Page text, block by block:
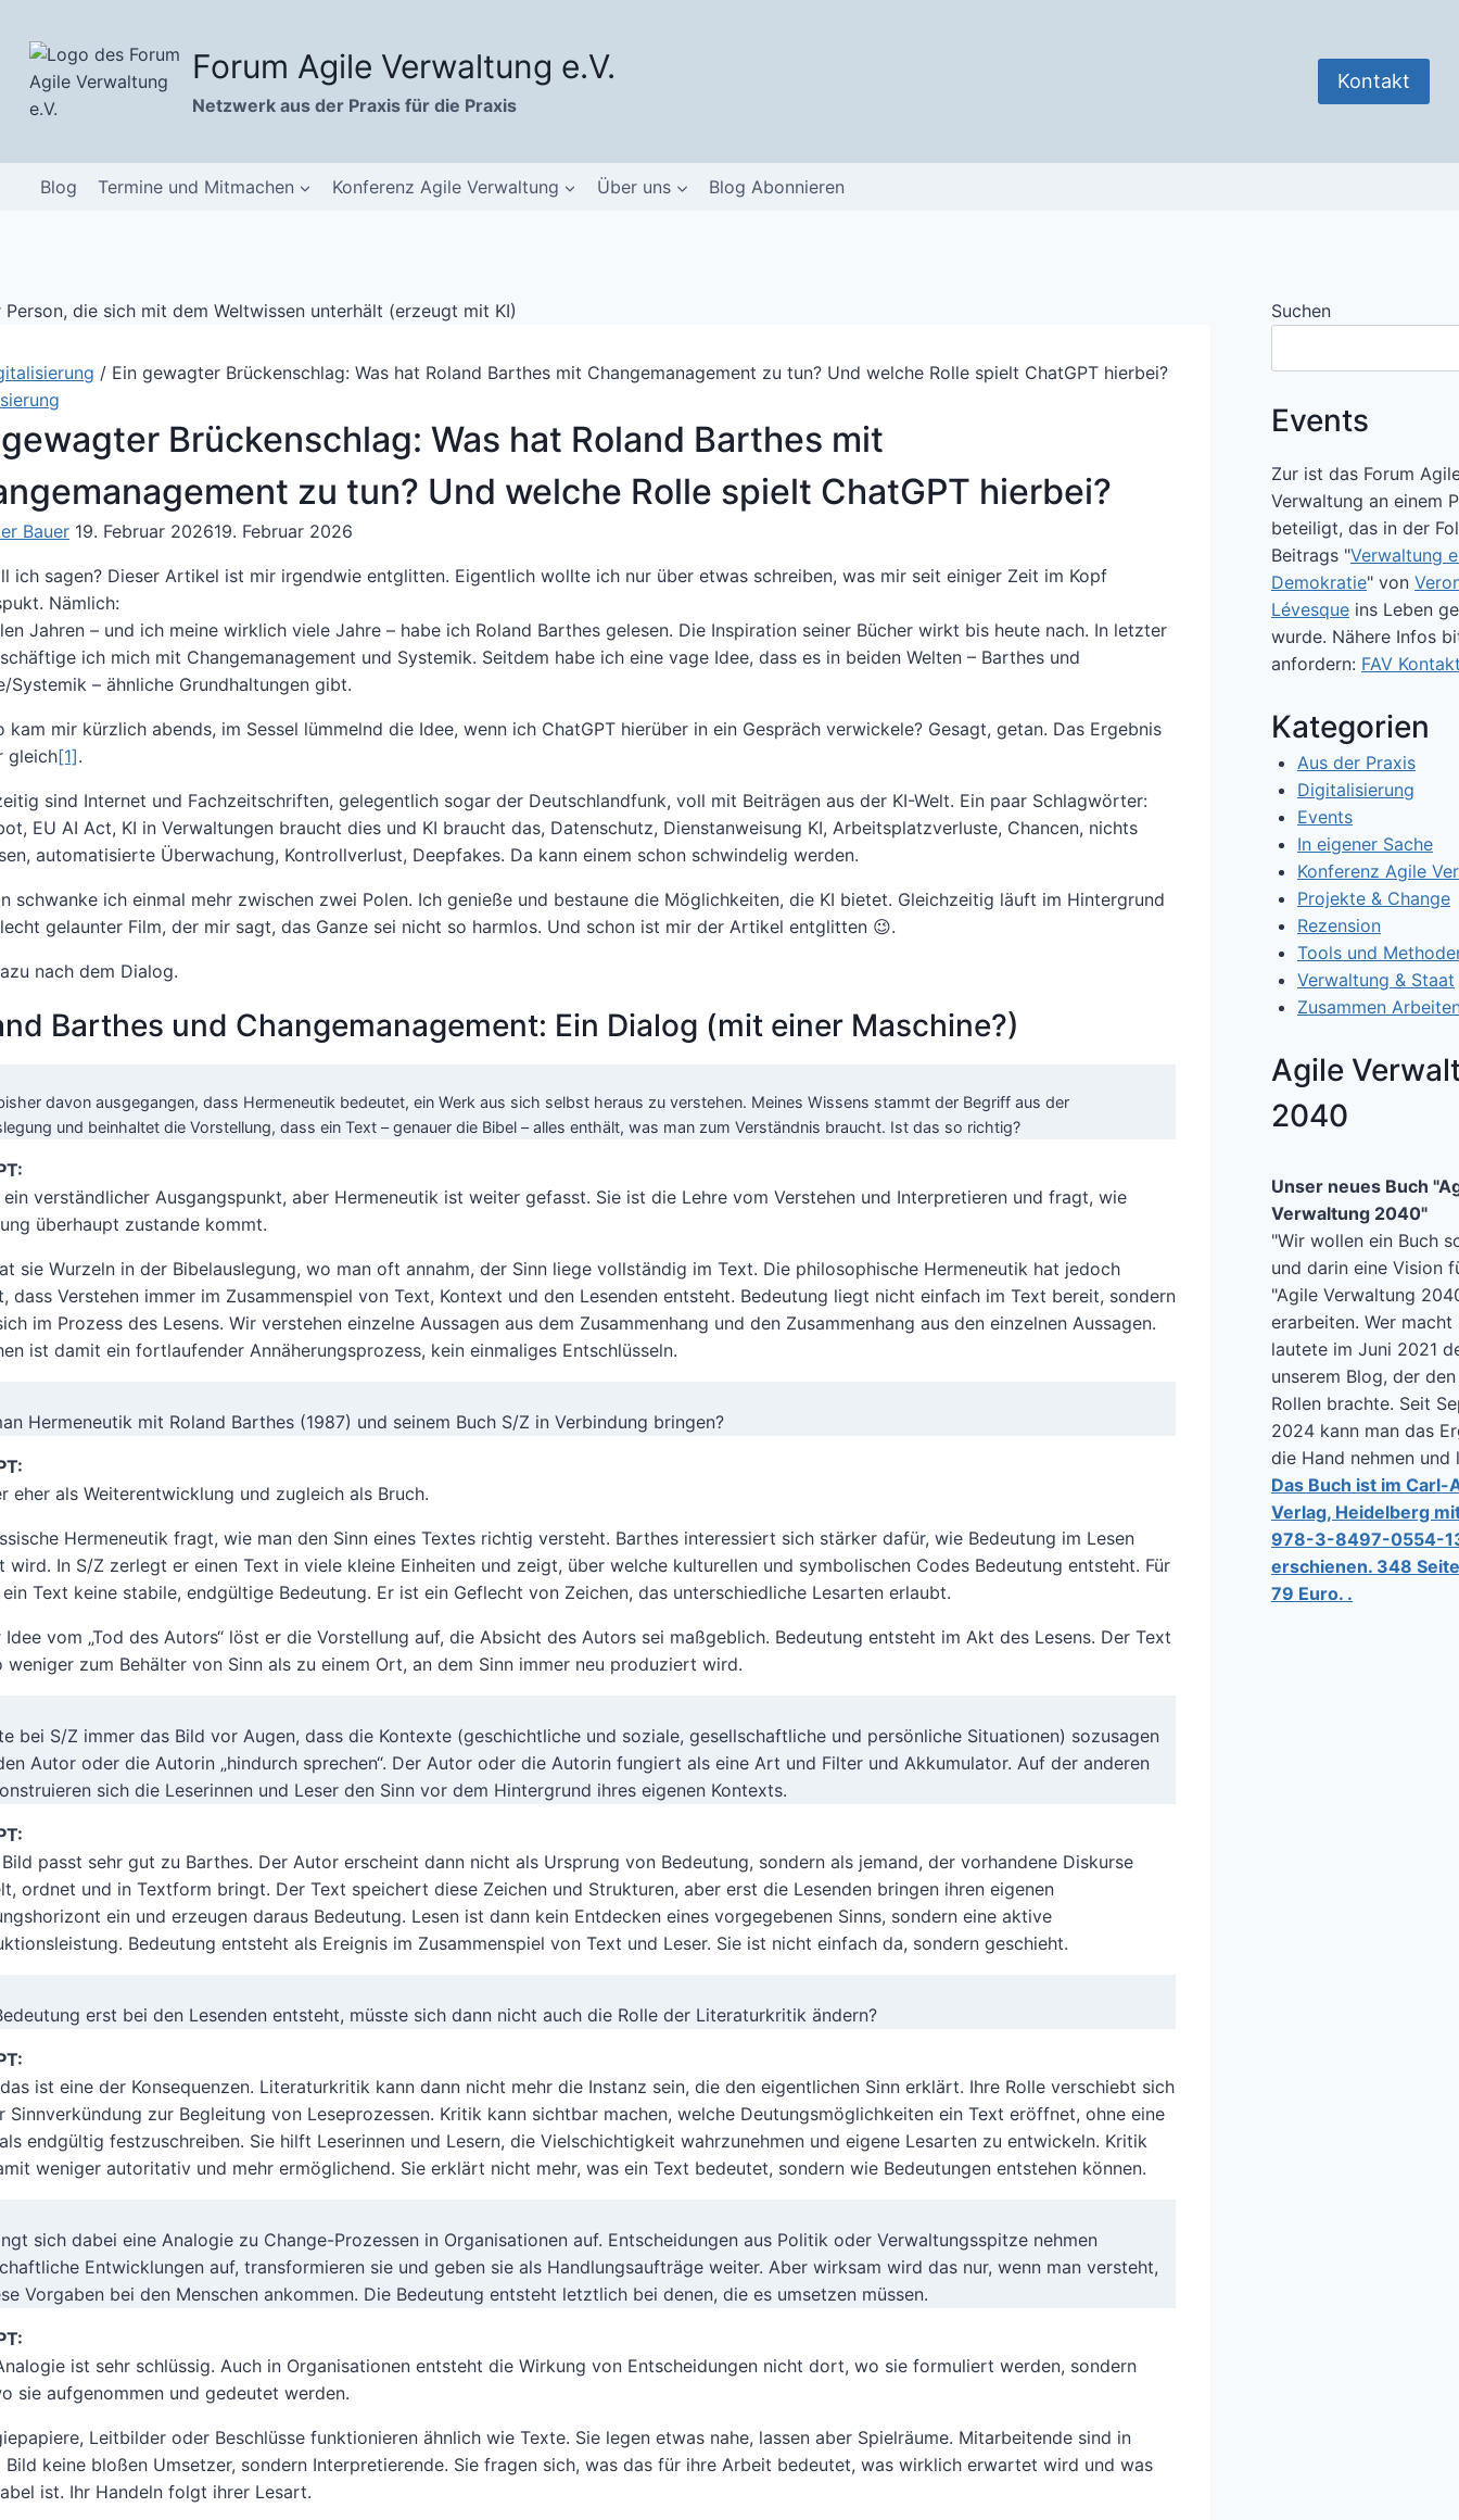
Inhalt
springen
Forum Agile Verwaltung e.V.
Netzwerk aus der Praxis für die Praxis
Kontakt
Blog Termine und Mitmachen Konferenz Agile Verwaltung Über uns Blog Abonnieren
/ Ein gewagter Brückenschlag: Was hat Roland Barthes mit Changemanagement zu tun? Und welche Rolle spielt ChatGPT hierbei?
Brückenschlag: Was hat Roland Barthes mit
zu tun? Und welche Rolle spielt ChatGPT hierbei?
Bauer 19. Februar 202619. Februar 2026
ich sagen? Dieser Artikel ist mir irgendwie entglitten. Eigentlich wollte ich nur über etwas schreiben, was mir seit einiger Zeit im Kopf
Nämlich:
Jahren – und ich meine wirklich viele Jahre – habe ich Roland Barthes gelesen. Die Inspiration seiner Bücher wirkt bis heute nach. In letzter
ich mich mit Changemanagement und Systemik. Seitdem habe ich eine vage Idee, dass es in beiden Welten – Barthes und
Systemik – ähnliche Grundhaltungen gibt.
kam mir kürzlich abends, im Sessel lümmelnd die Idee, wenn ich ChatGPT hierüber in ein Gespräch verwickele? Gesagt, getan. Das Ergebnis
gleich[1].
sind Internet und Fachzeitschriften, gelegentlich sogar der Deutschlandfunk, voll mit Beiträgen aus der KI-Welt. Ein paar Schlagwörter:
EU AI Act, KI in Verwaltungen braucht dies und KI braucht das, Datenschutz, Dienstanweisung KI, Arbeitsplatzverluste, Chancen, nichts
automatisierte Überwachung, Kontrollverlust, Deepfakes. Da kann einem schon schwindelig werden.
schwanke ich einmal mehr zwischen zwei Polen. Ich genieße und bestaune die Möglichkeiten, die KI bietet. Gleichzeitig läuft im Hintergrund
gelaunter Film, der mir sagt, das Ganze sei nicht so harmlos. Und schon ist mir der Artikel entglitten 😉.
nach dem Dialog.
Barthes und Changemanagement: Ein Dialog (mit einer Maschine?)
davon ausgegangen, dass Hermeneutik bedeutet, ein Werk aus sich selbst heraus zu verstehen. Meines Wissens stammt der Begriff aus der
und beinhaltet die Vorstellung, dass ein Text – genauer die Bibel – alles enthält, was man zum Verständnis braucht. Ist das so richtig?
verständlicher Ausgangspunkt, aber Hermeneutik ist weiter gefasst. Sie ist die Lehre vom Verstehen und Interpretieren und fragt, wie
überhaupt zustande kommt.
sie Wurzeln in der Bibelauslegung, wo man oft annahm, der Sinn liege vollständig im Text. Die philosophische Hermeneutik hat jedoch
dass Verstehen immer im Zusammenspiel von Text, Kontext und den Lesenden entsteht. Bedeutung liegt nicht einfach im Text bereit, sondern
im Prozess des Lesens. Wir verstehen einzelne Aussagen aus dem Zusammenhang und den Zusammenhang aus den einzelnen Aussagen.
ist damit ein fortlaufender Annäherungsprozess, kein einmaliges Entschlüsseln.
Hermeneutik mit Roland Barthes (1987) und seinem Buch S/Z in Verbindung bringen?
eher als Weiterentwicklung und zugleich als Bruch.
Hermeneutik fragt, wie man den Sinn eines Textes richtig versteht. Barthes interessiert sich stärker dafür, wie Bedeutung im Lesen
wird. In S/Z zerlegt er einen Text in viele kleine Einheiten und zeigt, über welche kulturellen und symbolischen Codes Bedeutung entsteht. Für
Text keine stabile, endgültige Bedeutung. Er ist ein Geflecht von Zeichen, das unterschiedliche Lesarten erlaubt.
vom „Tod des Autors“ löst er die Vorstellung auf, die Absicht des Autors sei maßgeblich. Bedeutung entsteht im Akt des Lesens. Der Text
weniger zum Behälter von Sinn als zu einem Ort, an dem Sinn immer neu produziert wird.
bei S/Z immer das Bild vor Augen, dass die Kontexte (geschichtliche und soziale, gesellschaftliche und persönliche Situationen) sozusagen
Autor oder die Autorin „hindurch sprechen“. Der Autor oder die Autorin fungiert als eine Art und Filter und Akkumulator. Auf der anderen
sich die Leserinnen und Leser den Sinn vor dem Hintergrund ihres eigenen Kontexts.
passt sehr gut zu Barthes. Der Autor erscheint dann nicht als Ursprung von Bedeutung, sondern als jemand, der vorhandene Diskurse
ordnet und in Textform bringt. Der Text speichert diese Zeichen und Strukturen, aber erst die Lesenden bringen ihren eigenen
ein und erzeugen daraus Bedeutung. Lesen ist dann kein Entdecken eines vorgegebenen Sinns, sondern eine aktive
Bedeutung entsteht als Ereignis im Zusammenspiel von Text und Leser. Sie ist nicht einfach da, sondern geschieht.
erst bei den Lesenden entsteht, müsste sich dann nicht auch die Rolle der Literaturkritik ändern?
ist eine der Konsequenzen. Literaturkritik kann dann nicht mehr die Instanz sein, die den eigentlichen Sinn erklärt. Ihre Rolle verschiebt sich
Sinnverkündung zur Begleitung von Leseprozessen. Kritik kann sichtbar machen, welche Deutungsmöglichkeiten ein Text eröffnet, ohne eine
endgültig festzuschreiben. Sie hilft Leserinnen und Lesern, die Vielschichtigkeit wahrzunehmen und eigene Lesarten zu entwickeln. Kritik
weniger autoritativ und mehr ermöglichend. Sie erklärt nicht mehr, was ein Text bedeutet, sondern wie Bedeutungen entstehen können.
sich dabei eine Analogie zu Change-Prozessen in Organisationen auf. Entscheidungen aus Politik oder Verwaltungsspitze nehmen
Entwicklungen auf, transformieren sie und geben sie als Handlungsaufträge weiter. Aber wirksam wird das nur, wenn man versteht,
Vorgaben bei den Menschen ankommen. Die Bedeutung entsteht letztlich bei denen, die es umsetzen müssen.
ist sehr schlüssig. Auch in Organisationen entsteht die Wirkung von Entscheidungen nicht dort, wo sie formuliert werden, sondern
sie aufgenommen und gedeutet werden.
Leitbilder oder Beschlüsse funktionieren ähnlich wie Texte. Sie legen etwas nahe, lassen aber Spielräume. Mitarbeitende sind in
Bild keine bloßen Umsetzer, sondern Interpretierende. Sie fragen sich, was das für ihre Arbeit bedeutet, was wirklich erwartet wird und was
ist. Ihr Handeln folgt ihrer Lesart.
Suchen
Events
Zur ist das Forum
Verwaltung an einem
beteiligt, das in der
Beitrags "Verwaltung
Demokratie" von
Lévesque ins Leben
wurde. Nähere Infos
anfordern: FAV
Kategorien
Aus der Praxis
Digitalisierung
Events
In eigener Sache
Konferenz Agile
Projekte & Change
Rezension
Tools und
Verwaltung & Staat
Zusammen
Agile
2040
Unser neues Buch
Verwaltung 2040"
"Wir wollen ein Buch
und darin eine Vision
"Agile Verwaltung
erarbeiten. Wer macht
lautete im Juni 2021
unserem Blog, der
Rollen brachte. Seit
2024 kann man das
die Hand nehmen und
Das Buch ist im Carl-
Verlag, Heidelberg
978-3-8497-0554-
erschienen. 348
79 Euro. .